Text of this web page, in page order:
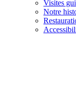
Visites
Notre